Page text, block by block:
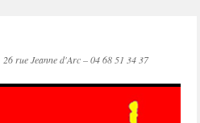
26 rue Jeanne d'Arc – 04 68 51 34 37